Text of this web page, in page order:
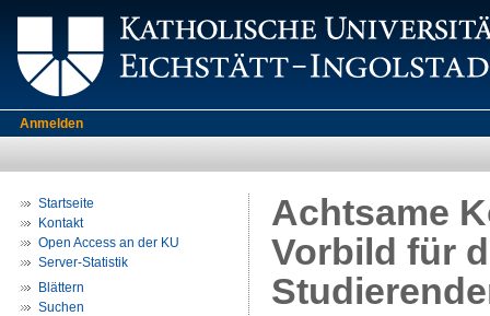
Anmelden
Startseite
Kontakt
Open Access an der KU
Server-Statistik
Blättern
Suchen
Achtsame
Vorbild für